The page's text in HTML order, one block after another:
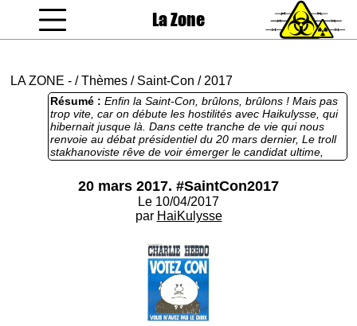
La Zone
LA ZONE - /Thèmes / Saint-Con / 2017
Résumé : Enfin la Saint-Con, brûlons, brûlons ! Mais pas
trop vite, car on débute les hostilités avec Haikulysse, qui
hibernait jusque là. Dans cette tranche de vie qui nous
renvoie au débat présidentiel du 20 mars dernier, Le troll
stakhanoviste rêve de voir émerger le candidat ultime,
Monsieur Saint Con, qui réduirait en cendres nos chers
également. Double-critique donc, rêve moite, haine
douce, Haiku ouvre le bal telle une Carrie mongolienne et
amer. Y'a des envolées mi-molles qui régaleront les fans
20 mars 2017. #SaintCon2017
Le 10/04/2017
par HaiKulysse